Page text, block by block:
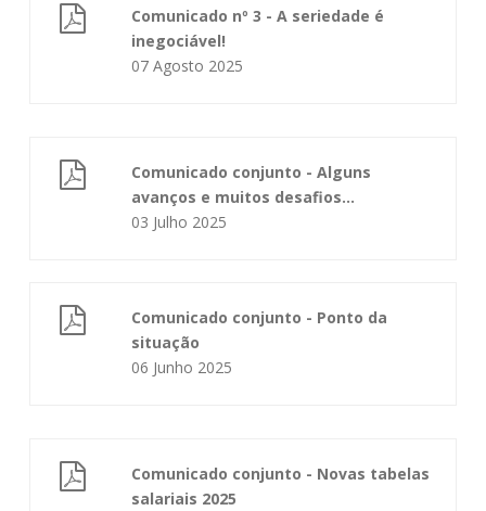
Comunicado nº 3 - A seriedade é
inegociável!
07 Agosto 2025
Comunicado conjunto - Alguns
avanços e muitos desafios...
03 Julho 2025
Comunicado conjunto - Ponto da
situação
06 Junho 2025
Comunicado conjunto - Novas tabelas
salariais 2025